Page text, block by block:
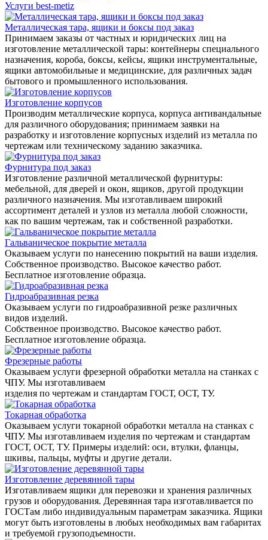
Услуги best-metiz
Металлическая тара, ящики и боксы под заказ
Принимаем заказы от частных и юридических лиц на
изготовление металлической тары: контейнеры специального
назначения, короба, боксы, кейсы, ящики инструментальные,
ящики автомобильные и медицинские, для различных задач
бытового и промышленного использования.
Изготовление корпусов
Производим металлические корпуса, корпуса антивандальные
для различного оборудования; принимаем заявки на
разработку и изготовление корпусных изделий из металла по
чертежам или техническому заданию заказчика.
Фурнитура под заказ
Изготовление различной металлической фурнитуры:
мебельной, для дверей и окон, ящиков, другой продукции
различного назначения. Мы изготавливаем широкий
ассортимент деталей и узлов из металла любой сложности,
как по вашим чертежам, так и собственной разработки.
Гальваническое покрытие металла
Оказываем услуги по нанесению покрытий на ваши изделия.
Собственное производство. Высокое качество работ.
Бесплатное изготовление образца.
Гидроабразивная резка
Оказываем услуги по гидроабразивной резке различных
видов изделий.
Собственное производство. Высокое качество работ.
Бесплатное изготовление образца.
Фрезерные работы
Оказываем услуги фрезерной обработки металла на станках с
ЧПУ. Мы изготавливаем
изделия по чертежам и стандартам ГОСТ, ОСТ, ТУ.
Токарная обработка
Оказываем услуги токарной обработки металла на станках с
ЧПУ. Мы изготавливаем изделия по чертежам и стандартам
ГОСТ, ОСТ, ТУ. Примеры изделий: оси, втулки, фланцы,
шкивы, пальцы, муфты и другие детали.
Изготовление деревянной тары
Изготавливаем ящики для перевозки и хранения различных
грузов и оборудования. Деревянная тара изготавливается по
ГОСТам либо индивидуальным параметрам заказчика. Ящики
могут быть изготовлены в любых необходимых вам габаритах
и требуемой грузоподъемности.